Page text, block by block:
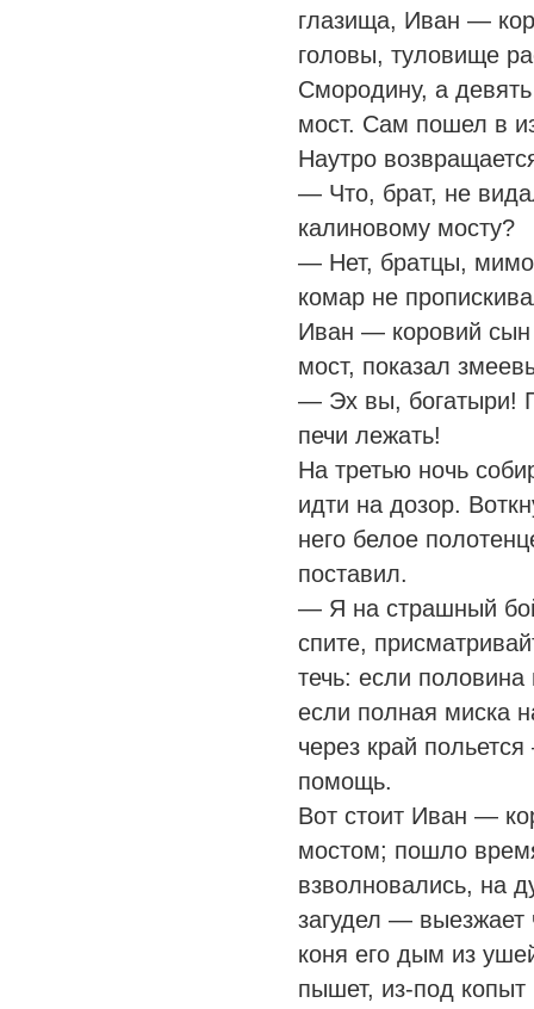
глазища, Иван —
головы, туловище
Смородину, а
мост. Сам пошел в
Наутро
— Что, брат, не
калиновому мосту?
— Нет, братцы,
комар не
Иван — коровий сын
мост, показал
— Эх вы, богатыри!
печи лежать!
На третью ночь
идти на дозор.
него белое
поставил.
— Я на страшный
спите,
течь: если
если полная миска
через край
помощь.
Вот стоит Иван —
мостом; пошло
взволновались, на
загудел —
коня его дым из
пышет, из-под копыт